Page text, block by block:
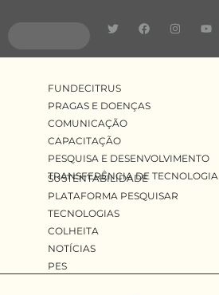
SUSTENTABILIDADE
PLATAFORMA PESQUISAR
TECNOLOGIAS
COLHEITA
NOTÍCIAS
PES
FUNDECITRUS
PRAGAS E DOENÇAS
COMUNICAÇÃO
CAPACITAÇÃO
PESQUISA E DESENVOLVIMENTO
TRANSFERÊNCIA DE TECNOLOGIA